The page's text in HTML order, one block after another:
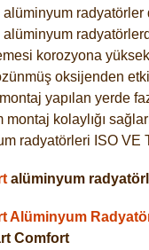
alüminyum
korozyona
oksijenden
yapılan yerde
montaj kolaylığı
radyatörleri ISO VE
alüminyum
Alüminyum
Comfort